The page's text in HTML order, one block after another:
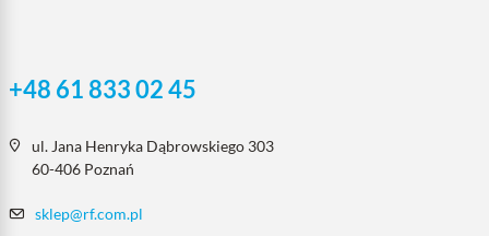
+48 61 833 02 45
ul. Jana Henryka Dąbrowskiego 303
60-406 Poznań
sklep@rf.com.pl